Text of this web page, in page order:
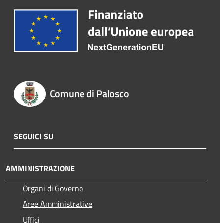
Comune di Palosco
SEGUICI SU
AMMINISTRAZIONE
Organi di Governo
Aree Amministrative
Uffici